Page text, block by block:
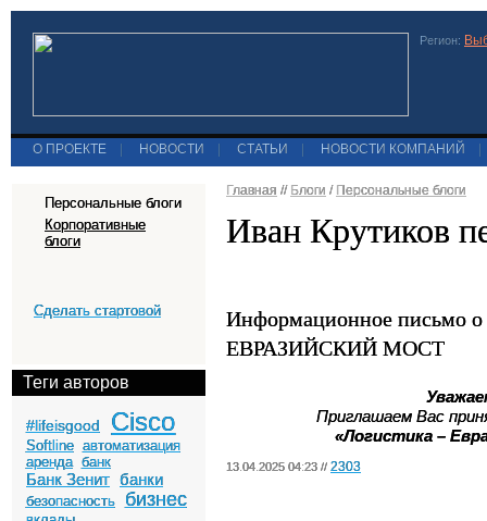
Регион:
О ПРОЕКТЕ НОВОСТИ СТАТЬИ НОВОСТИ КОМПАНИЙ
Персональные блоги
Корпоративные
блоги
Сделать стартовой
Теги авторов
#lifeisgood Cisco
Softline автоматизация
аренда банк
Банк Зенит банки
безопасность бизнес
Главная // Блоги / Персональные блоги
Иван Крутиков
Информационное письмо
ЕВРАЗИЙСКИЙ МОСТ
Приглашаем Вас
«Логистика –
13.04.2025 04:23 // 2303